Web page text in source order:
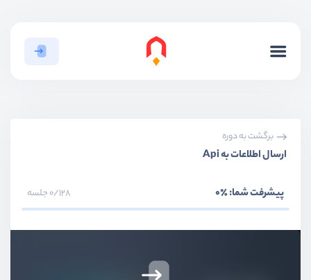
برگشت به دوره
ارسال اطلاعات به Api
پیشرفت شما:٪0 0/128 جلسه
بخش سوم آشنایی با موارد پایه
بخش چهارم